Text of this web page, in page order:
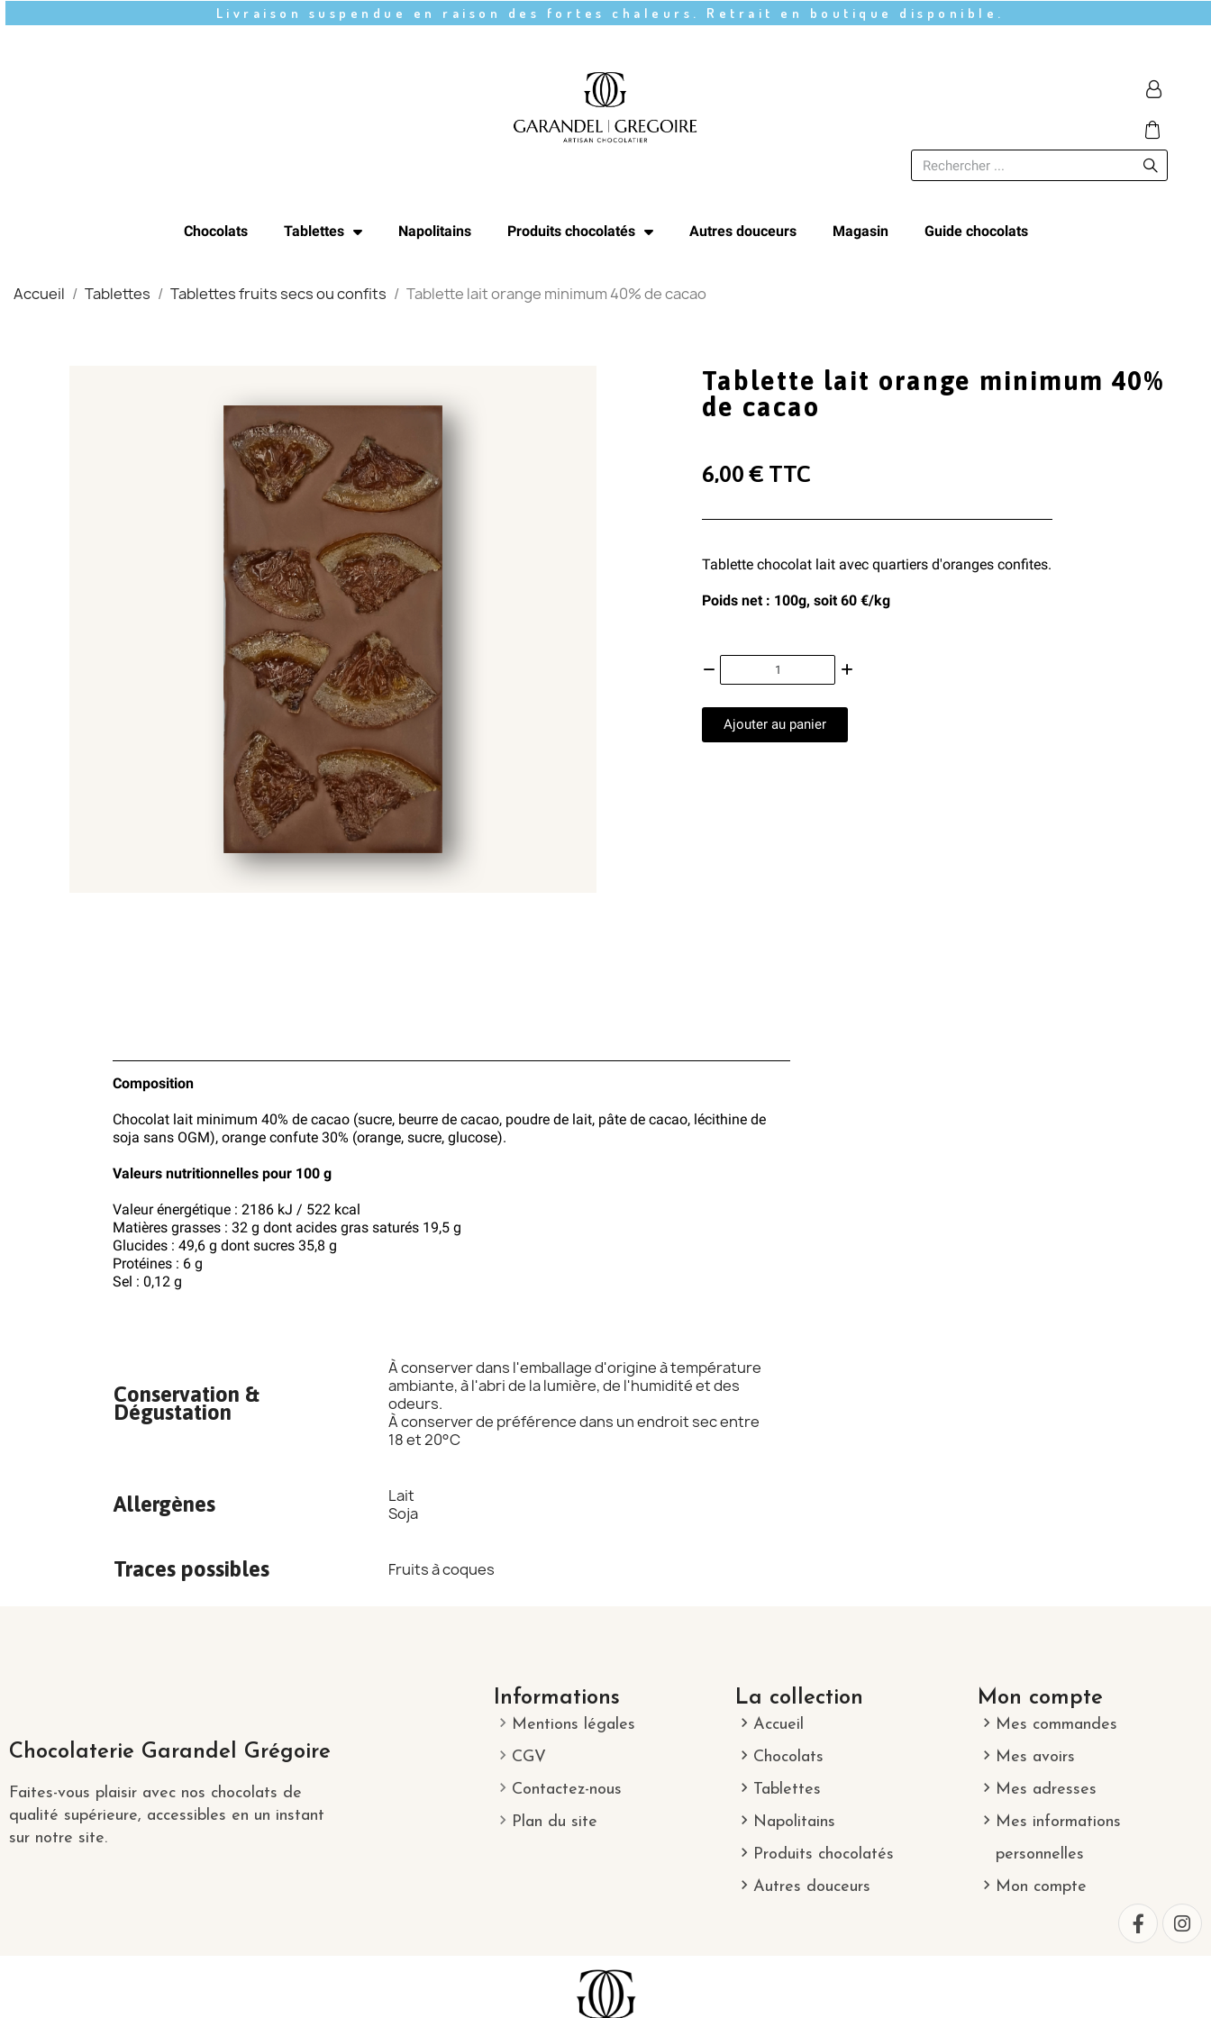
Livraison suspendue en raison des fortes chaleurs. Retrait en boutique disponible.
Chocolats Tablettes Napolitains Produits chocolatés Autres douceurs Magasin Guide chocolats
Accueil Tablettes Tablettes fruits secs ou confits Tablette lait orange minimum 40% de cacao
Tablette lait orange minimum 40%
de cacao
6,00 € TTC
Tablette chocolat lait avec quartiers d'oranges confites.
Poids net : 100g, soit 60 €/kg
Ajouter au panier
Composition
Chocolat lait minimum 40% de cacao (sucre, beurre de cacao, poudre de lait, pâte de cacao, lécithine de
soja sans OGM), orange confute 30% (orange, sucre, glucose).
Valeurs nutritionnelles pour 100 g
Valeur énergétique : 2186 kJ / 522 kcal
Matières grasses : 32 g dont acides gras saturés 19,5 g
Glucides : 49,6 g dont sucres 35,8 g
Protéines : 6 g
Sel : 0,12 g
Conservation &
Dégustation
À conserver dans l'emballage d'origine à température
ambiante, à l'abri de la lumière, de l'humidité et des
odeurs.
À conserver de préférence dans un endroit sec entre
18 et 20°C
Allergènes
Lait
Soja
Traces possibles Fruits à coques
Chocolaterie Garandel Grégoire
Faites-vous plaisir avec nos chocolats de
qualité supérieure, accessibles en un instant
sur notre site.
Informations
Mentions légales
CGV
Contactez-nous
Plan du site
La collection
Accueil
Chocolats
Tablettes
Napolitains
Produits chocolatés
Autres douceurs
Mon compte
Mes commandes
Mes avoirs
Mes adresses
Mes informations
personnelles
Mon compte